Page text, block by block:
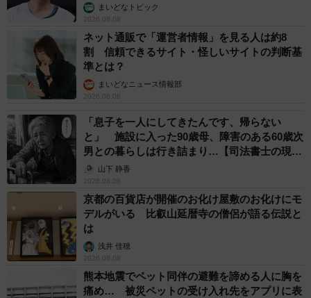
まいどなトピック
2026.08.08
ネット通販で「運営者情報」を見る人は約8
割 信頼できるサイト・怪しいサイトの判断基
準とは？
まいどなニュース情報部
2026.08.08
「息子を一人にしてきたんです、帰らない
と」 施設に入った90歳母、障害のある60歳次
男との暮らしは行き詰まり…【司法書士の現場
から】山下 静香
2026.08.08
京都の百貨店が開催のお化け屋敷のお化けにモ
デルがいる 比叡山延暦寺の僧侶が語る伝説と
は
浅井 佳穂
2026.08.08
熊本地震でペット同伴の避難を諦める人に胸を
痛め… 被災ペットの受け入れ先をアプリに表